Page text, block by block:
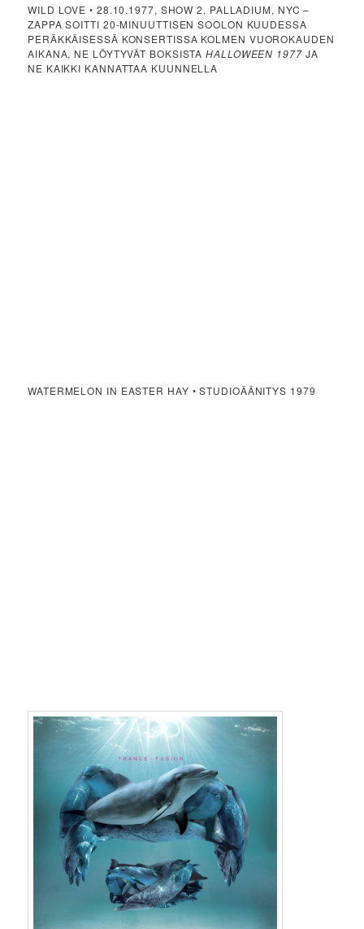
WILD LOVE • 28.10.1977, SHOW 2, PALLADIUM, NYC –
ZAPPA SOITTI 20-MINUUTTISEN SOOLON KUUDESSA
PERÄKKÄISESSÄ KONSERTISSA KOLMEN VUOROKAUDEN
AIKANA, NE LÖYTYVÄT BOKSISTAHALLOWEEN 1977JA
NE KAIKKI KANNATTAA KUUNNELLA
WATERMELON IN EASTER HAY • STUDIOÄÄNITYS 1979